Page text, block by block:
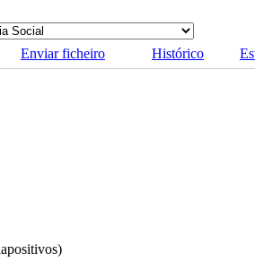
Enviar ficheiro Histórico